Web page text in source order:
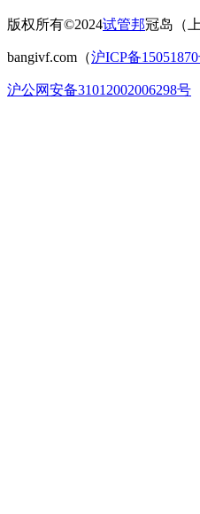
版权所有©2024试管邦冠岛（
bangivf.com（沪ICP备
沪公网安备31012002006298号